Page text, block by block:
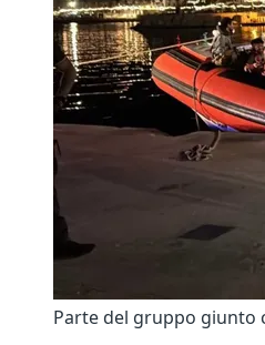
Parte del gruppo giunto